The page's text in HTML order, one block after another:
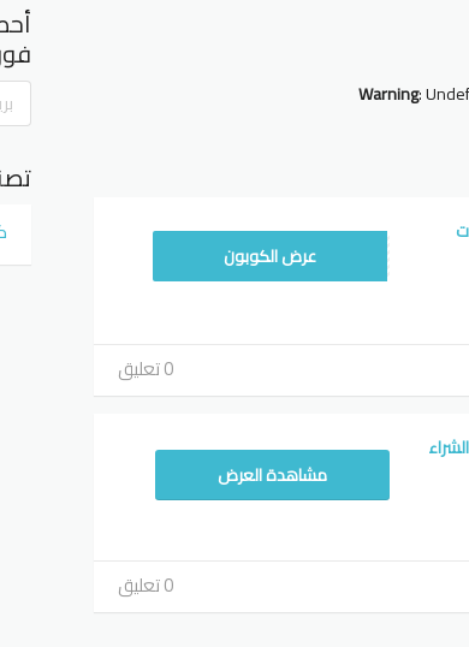
Warning:
3PLUS2عرض الكوبون
0 تعليق
10% عند الشراء
مشاهدة العرض
0 تعليق